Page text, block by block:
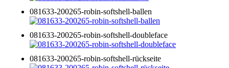
081633-200265-robin-softshell-ballen
081633-200265-robin-softshell-doubleface
081633-200265-robin-softshell-rückseite